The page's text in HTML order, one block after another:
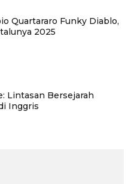
Quartararo Funky Diablo,
2025
Lintasan Bersejarah
Inggris